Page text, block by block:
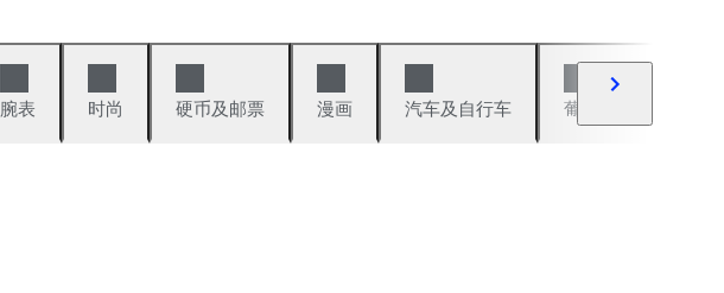
腕表 时尚 硬币及邮票 漫画 汽车及自行车 葡萄酒及烈性酒